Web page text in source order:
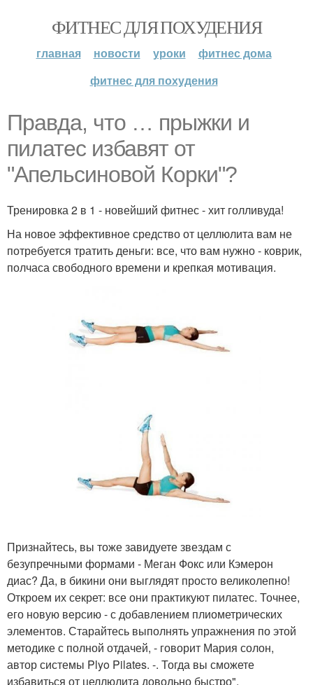
ФИТНЕС ДЛЯ ПОХУДЕНИЯ
главная новости уроки
фитнес дома
фитнес для похудения
Правда, что … прыжки и
пилатес избавят от
"Апельсиновой Корки"?
Тренировка 2 в 1 - новейший фитнес - хит голливуда!
На новое эффективное средство от целлюлита вам не
потребуется тратить деньги: все, что вам нужно - коврик,
полчаса свободного времени и крепкая мотивация.
Признайтесь, вы тоже завидуете звездам с
безупречными формами - Меган Фокс или Кэмерон
диас? Да, в бикини они выглядят просто великолепно!
Откроем их секрет: все они практикуют пилатес. Точнее,
его новую версию - с добавлением плиометрических
элементов. Старайтесь выполнять упражнения по этой
методике с полной отдачей, - говорит Мария солон,
автор системы Plyo Pilates. -. Тогда вы сможете
избавиться от целлюлита довольно быстро".